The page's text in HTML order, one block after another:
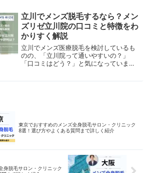
立川でメンズ脱毛するなら？メン
ズリゼ立川院の口コミと特徴をわ
かりすく解説
立川でメンズ医療脱毛を検討しているも
のの、「立川院って通いやすいの？」
「口コミはどう？」と気になっていませ
東京でおすすめのメンズ全身脱毛サロン・クリニック
8選！選び方やよくある質問まで詳しく紹介
身脱毛サロン・クリニック